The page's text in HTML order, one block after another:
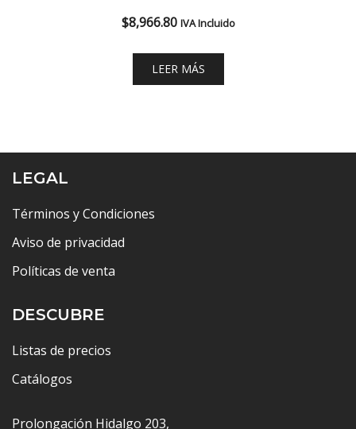
$8,966.80 IVA Incluido
LEER MÁS
LEGAL
Términos y Condiciones
Aviso de privacidad
Políticas de venta
DESCUBRE
Listas de precios
Catálogos
Prolongación Hidalgo 203,